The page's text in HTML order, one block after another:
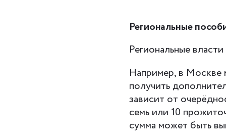
Региональные
Региональные
Например, в Москве
получить
зависит от
семь или 10
сумма может быть